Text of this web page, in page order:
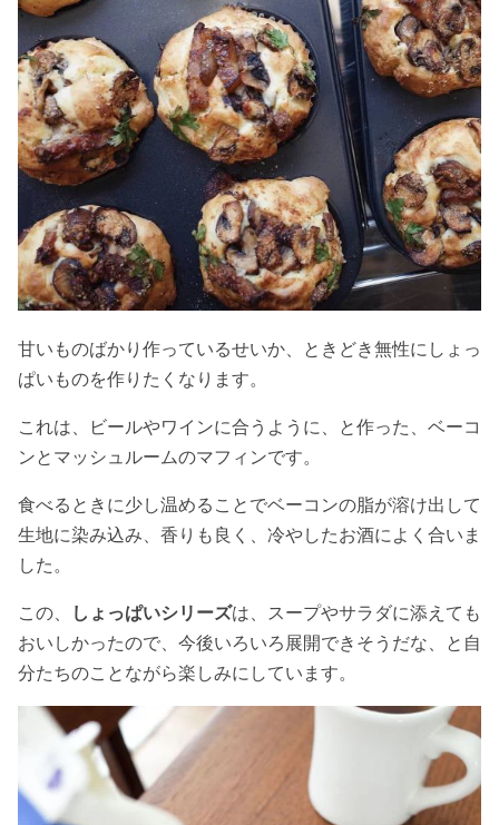
甘いものばかり作っているせいか、ときどき無性にしょっ
ぱいものを作りたくなります。
これは、ビールやワインに合うように、と作った、ベーコ
ンとマッシュルームのマフィンです。
食べるときに少し温めることでベーコンの脂が溶け出して
生地に染み込み、香りも良く、冷やしたお酒によく合いま
した。
この、 しょっぱいシリーズは、スープやサラダに添えても
おいしかったので、今後いろいろ展開できそうだな、と自
分たちのことながら楽しみにしています。